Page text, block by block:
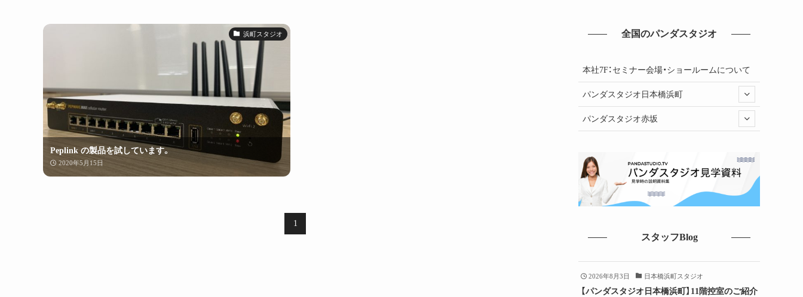
浜町スタジオ
Peplink の製品を試しています。
2020年5月15日
1
全国のパンダスタジオ
本社7F：セミナー会場・ショールームについて
パンダスタジオ日本橋浜町
パンダスタジオ赤坂
スタッフBlog
2026年8月3日 日本橋浜町スタジオ
【パンダスタジオ日本橋浜町】11階控室のご紹介